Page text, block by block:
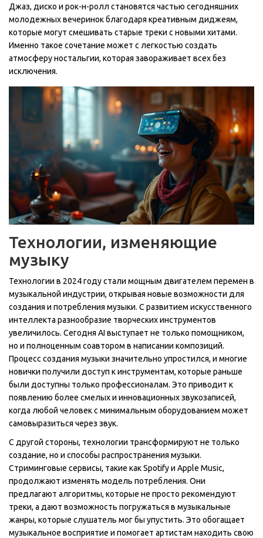
Джаз, диско и рок-н-ролл становятся частью сегодняшних
молодежных вечеринок благодаря креативным диджеям,
которые могут смешивать старые треки с новыми хитами.
Именно такое сочетание может с легкостью создать
атмосферу ностальгии, которая завораживает всех без
исключения.
Технологии, изменяющие
музыку
Технологии в 2024 году стали мощным двигателем перемен в
музыкальной индустрии, открывая новые возможности для
создания и потребления музыки. С развитием искусственного
интеллекта разнообразие творческих инструментов
увеличилось. Сегодня AI выступает не только помощником,
но и полноценным соавтором в написании композиций.
Процесс создания музыки значительно упростился, и многие
новички получили доступ к инструментам, которые раньше
были доступны только профессионалам. Это приводит к
появлению более смелых и инновационных звукозаписей,
когда любой человек с минимальным оборудованием может
самовыразиться через звук.
С другой стороны, технологии трансформируют не только
создание, но и способы распространения музыки.
Стриминговые сервисы, такие как Spotify и Apple Music,
продолжают изменять модель потребления. Они
предлагают алгоритмы, которые не просто рекомендуют
треки, а дают возможность погружаться в музыкальные
жанры, которые слушатель мог бы упустить. Это обогащает
музыкальное восприятие и помогает артистам находить свою